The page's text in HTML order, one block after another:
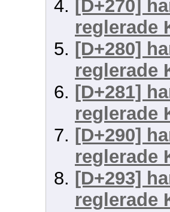
[D+270]
reglerade
[D+280]
reglerade
[D+281]
reglerade
[D+290]
reglerade
[D+293]
reglerade